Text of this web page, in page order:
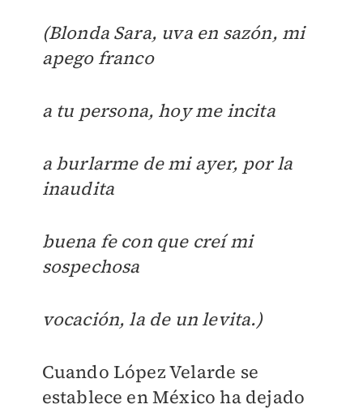
(Blonda Sara, uva en sazón, mi
apego franco
a tu persona, hoy me incita
a burlarme de mi ayer, por la
inaudita
buena fe con que creí mi
sospechosa
vocación, la de un levita.)
Cuando López Velarde se
establece en México ha dejado